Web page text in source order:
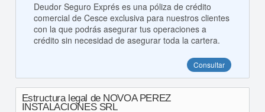
Deudor Seguro Exprés es una póliza de crédito
comercial de Cesce exclusiva para nuestros clientes
con la que podrás asegurar tus operaciones a
crédito sin necesidad de asegurar toda la cartera.
Consultar
Estructura legal de NOVOA PEREZ
INSTALACIONES SRL